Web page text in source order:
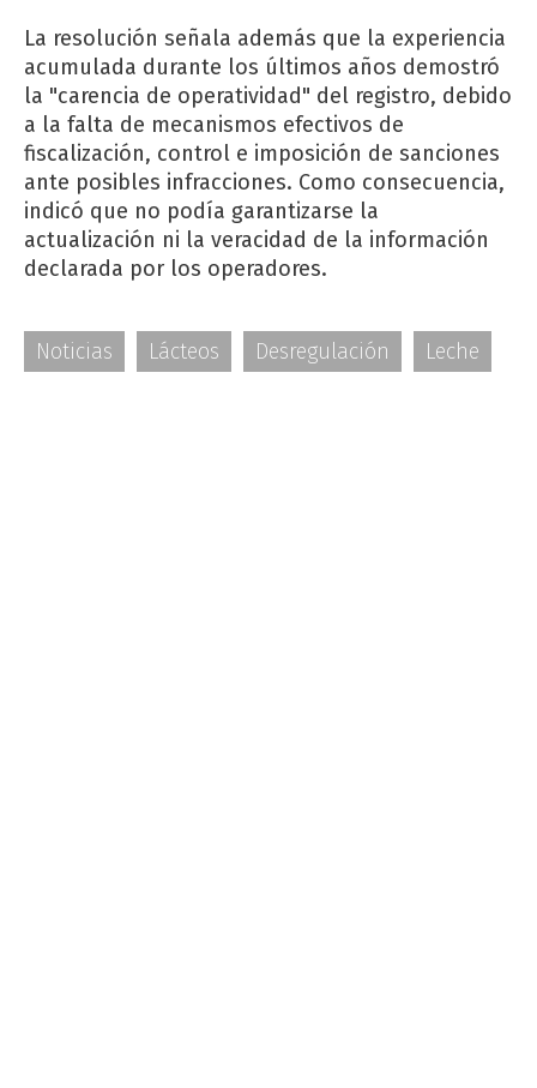
La resolución señala además que la experiencia
acumulada durante los últimos años demostró
la "carencia de operatividad" del registro, debido
a la falta de mecanismos efectivos de
fiscalización, control e imposición de sanciones
ante posibles infracciones. Como consecuencia,
indicó que no podía garantizarse la
actualización ni la veracidad de la información
declarada por los operadores.
Noticias Lácteos Desregulación Leche